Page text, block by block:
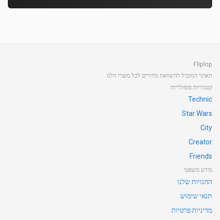
Fliplop
האתר המוביל להשוואת מחירים לכל מוצרי הלגו
קטגוריות פופולריות
Technic
Star Wars
City
Creator
Friends
מידע משפטי
החנויות שלנו
תנאי שימוש
מדיניות פרטיות